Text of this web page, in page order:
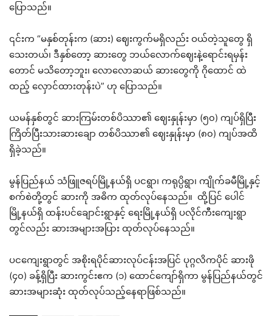
ပြောသည်။
၎င်းက “မနှစ်တုန်းက (ဆား) ဈေးကွက်မရှိလည်း ဝယ်တဲ့သူတွေ ရှိ
သေးတယ်၊ ဒီနှစ်တော့ ဆားတွေ ဘယ်လောက်ဈေးနဲ့ရောင်းရမှန်း
တောင် မသိတော့ဘူး၊ လောလောဆယ် ဆားတွေကို ဂိုထောင် ထဲ
ထည့် လှောင်ထားတုန်းပဲ” ဟု ပြောသည်။
ယမန်နှစ်တွင် ဆားကြမ်းတစ်ပိဿာ၏ ဈေးနှုန်းမှာ (၅၀) ကျပ်ရှိပြီး
ကြိတ်ပြီးသားဆားချော တစ်ပိဿာ၏ ဈေးနှုန်းမှာ (၈၀) ကျပ်အထိ
ရှိခဲ့သည်။
မွန်ပြည်နယ် သံဖြူဇရပ်မြို့နယ်ရှိ ပငရွာ၊ ကရုပ္ပိရွာ၊ ကျိုက်ခမီမြို့နှင့်
စက်စဲတို့တွင် ဆားကို အဓိက ထုတ်လုပ်နေသည်။ ထို့ပြင် ပေါင်
မြို့နယ်ရှိ ထန်းပင်ချောင်းရွာနှင့် ရေးမြို့နယ်ရှိ ပလိုင်ကီးကျေးရွာ
တွင်လည်း ဆားအများအပြား ထုတ်လုပ်နေသည်။
ပငကျေးရွာတွင် အစိုးရပိုင်ဆားလုပ်ငန်းအပြင် ပုဂ္ဂလိကပိုင် ဆားဖို
(၄၀) ခန့်ရှိပြီး ဆားကွင်းဧက (၁) ထောင်ကျော်ရှိကာ မွန်ပြည်နယ်တွင်
ဆားအများဆုံး ထုတ်လုပ်သည့်နေရာဖြစ်သည်။